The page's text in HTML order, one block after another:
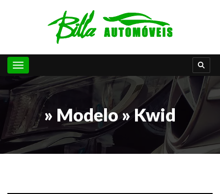
Toggle navigation
» Modelo » Kwid